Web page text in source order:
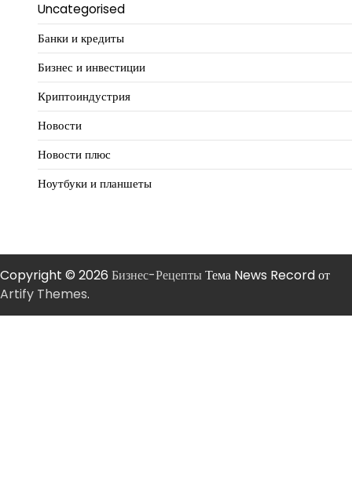
Uncategorised
Банки и кредиты
Бизнес и инвестиции
Криптоиндустрия
Новости
Новости плюс
Ноутбуки и планшеты
Copyright © 2026 Бизнес-РецептыТема News Record от
Artify Themes.